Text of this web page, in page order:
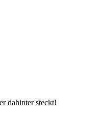
dahinter steckt!